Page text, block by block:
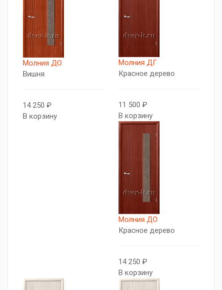
Молния ДО
Вишня
14 250 ₽
В корзину
Молния ДГ
Красное дерево
11 500 ₽
В корзину
Молния ДО
Красное дерево
14 250 ₽
В корзину